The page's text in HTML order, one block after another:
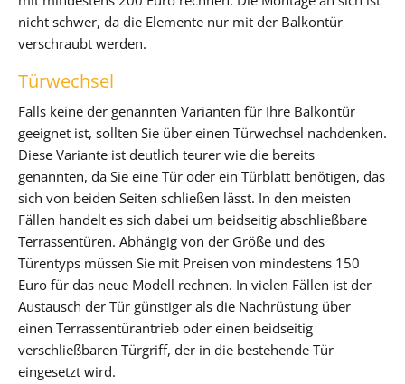
nicht schwer, da die Elemente nur mit der Balkontür
verschraubt werden.
Türwechsel
Falls keine der genannten Varianten für Ihre Balkontür
geeignet ist, sollten Sie über einen Türwechsel nachdenken.
Diese Variante ist deutlich teurer wie die bereits
genannten, da Sie eine Tür oder ein Türblatt benötigen, das
sich von beiden Seiten schließen lässt. In den meisten
Fällen handelt es sich dabei um beidseitig abschließbare
Terrassentüren. Abhängig von der Größe und des
Türentyps müssen Sie mit Preisen von mindestens 150
Euro für das neue Modell rechnen. In vielen Fällen ist der
Austausch der Tür günstiger als die Nachrüstung über
einen Terrassentürantrieb oder einen beidseitig
verschließbaren Türgriff, der in die bestehende Tür
eingesetzt wird.